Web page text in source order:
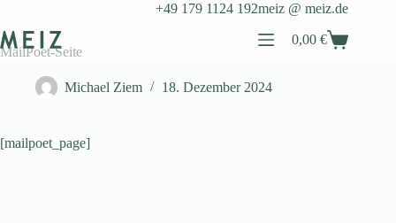
springen
+49 179 1124 192meiz @ meiz.de
Warenkorb
0,00€
MailPoet-Seite
Michael Ziem 18. Dezember 2024
[mailpoet_page]